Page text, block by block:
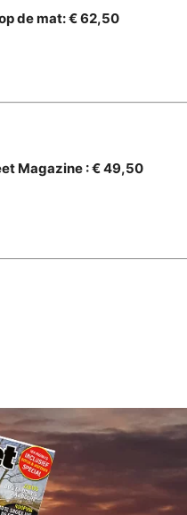
de mat: € 62,50
Magazine : € 49,50